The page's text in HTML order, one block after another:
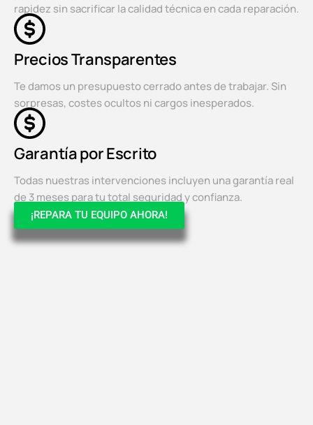
rapidez sin sacrificar la calidad técnica en cada reparación.
Precios Transparentes
Te damos un presupuesto cerrado antes de trabajar. Sin
sorpresas, costes ocultos ni cargos inesperados.
Garantía por Escrito
Todas nuestras intervenciones incluyen una garantía real
de 3 meses para tu total seguridad y confianza.
¡REPARA TU EQUIPO AHORA!